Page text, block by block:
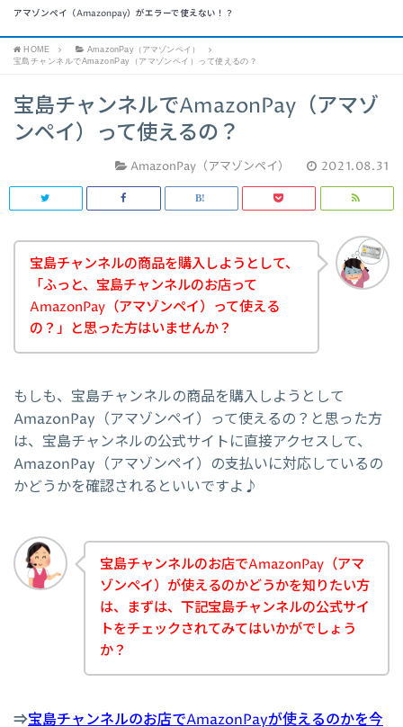
アマゾンペイ（Amazonpay）がエラーで使えない！？
HOME
AmazonPay（アマゾンペイ）
宝島チャンネルでAmazonPay（アマゾンペイ）って使えるの？
宝島チャンネルでAmazonPay（アマゾ
ンペイ）って使えるの？
AmazonPay（アマゾンペイ） 2021.08.31
宝島チャンネルの商品を購入しようとして、
「ふっと、宝島チャンネルのお店って
AmazonPay（アマゾンペイ）って使える
の？」と思った方はいませんか？
もしも、宝島チャンネルの商品を購入しようとして
AmazonPay（アマゾンペイ）って使えるの？と思った方
は、宝島チャンネルの公式サイトに直接アクセスして、
AmazonPay（アマゾンペイ）の支払いに対応しているの
かどうかを確認されるといいですよ♪
宝島チャンネルのお店でAmazonPay（アマ
ゾンペイ）が使えるのかどうかを知りたい方
は、まずは、下記宝島チャンネルの公式サイ
トをチェックされてみてはいかがでしょう
か？
⇒宝島チャンネルのお店でAmazonPayが使えるのかを今